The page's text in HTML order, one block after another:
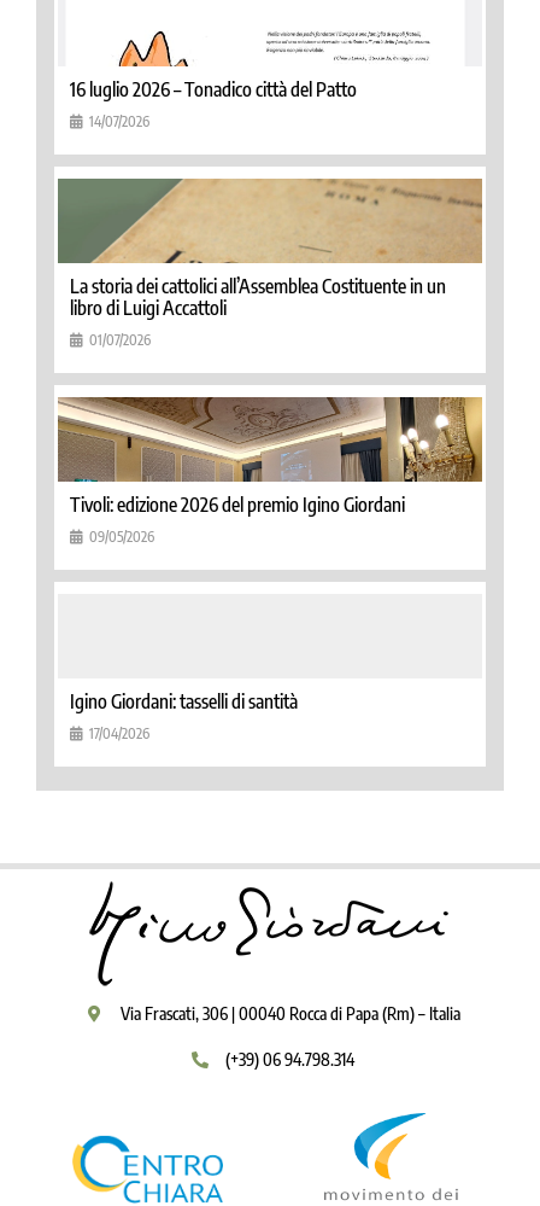
16 luglio 2026 – Tonadico città del Patto
14/07/2026
La storia dei cattolici all’Assemblea Costituente in un
libro di Luigi Accattoli
01/07/2026
Tivoli: edizione 2026 del premio Igino Giordani
09/05/2026
Igino Giordani: tasselli di santità
17/04/2026
Via Frascati, 306 | 00040 Rocca di Papa (Rm) – Italia
(+39) 06 94.798.314